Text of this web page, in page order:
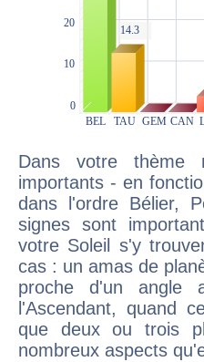
Dans votre thème
importants - en
dans l'ordre Bélier,
signes sont
votre Soleil s'y
cas : un amas de
proche d'un
l'Ascendant, quand
que deux ou trois
nombreux aspects